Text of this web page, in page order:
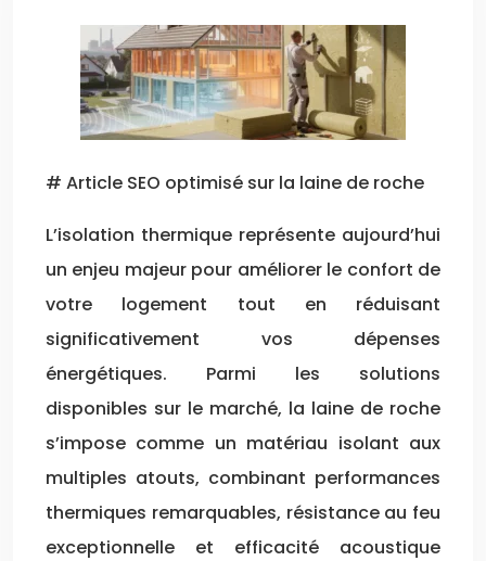
# Article SEO optimisé sur la laine de roche
L’isolation thermique représente aujourd’hui
un enjeu majeur pour améliorer le confort de
votre logement tout en réduisant
significativement vos dépenses
énergétiques. Parmi les solutions
disponibles sur le marché, la laine de roche
s’impose comme un matériau isolant aux
multiples atouts, combinant performances
thermiques remarquables, résistance au feu
exceptionnelle et efficacité acoustique